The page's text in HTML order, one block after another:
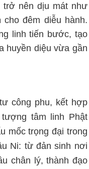
trở nên dịu mát như
đêm diễu hành.
linh tiến bước, tạo
huyền diệu vừa gần
công phu, kết hợp
tâm linh Phật
mốc trọng đại trong
Ni: từ đản sinh nơi
chân lý, thành đạo